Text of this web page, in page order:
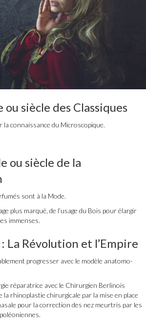
ou siècle des Classiques
la connaissance du Microscopique.
ou siècle de la
sont à la Mode.
plus marqué, de l’usage du Bois pour élargir
immenses.
La Révolution et l’Empire
progresser avec le modèle anatomo-
réparatrice avec le Chirurgien Berlinois
la rhinoplastie chirurgicale par la mise en place
pour la correction des nez meurtris par les